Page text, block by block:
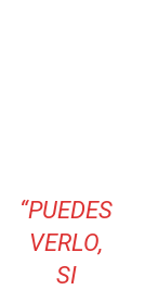
“PUEDES
VERLO,
SI